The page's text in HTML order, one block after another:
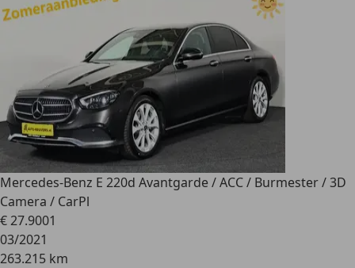
Mercedes-Benz E 220d Avantgarde / ACC / Burmester / 3D
Camera / CarPl
€ 27.9001
03/2021
263.215 km